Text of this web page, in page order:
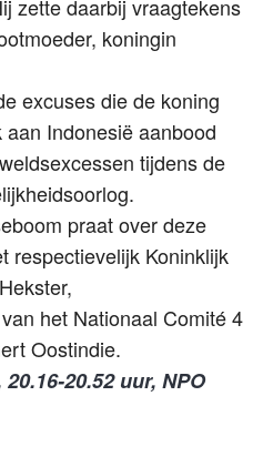
zette daarbij vraagtekens
koningin
excuses die de koning
Indonesië aanbood
tijdens de
praat over deze
respectievelijk Koninklijk
het Nationaal Comité 4
Oostindie.
20.52 uur, NPO